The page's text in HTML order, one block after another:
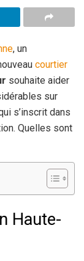
, un
courtier
souhaite aider
sur
s’inscrit dans
Quelles sont
Haute-